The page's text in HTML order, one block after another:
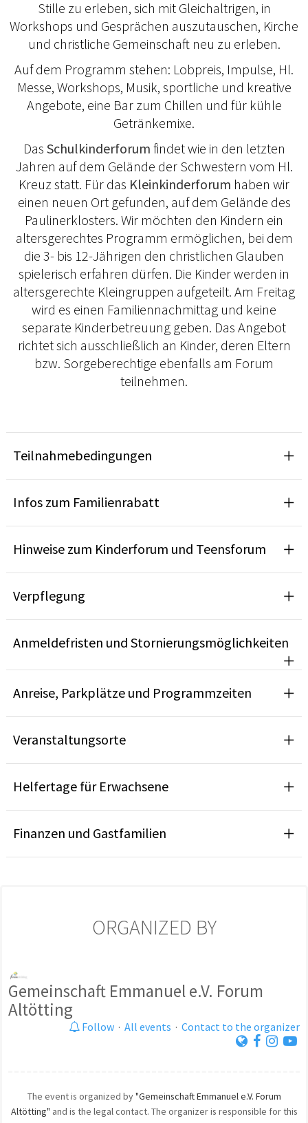
Stille zu erleben, sich mit Gleichaltrigen, in
Workshops und Gesprächen auszutauschen, Kirche
und christliche Gemeinschaft neu zu erleben.
Auf dem Programm stehen: Lobpreis, Impulse, Hl.
Messe, Workshops, Musik, sportliche und kreative
Angebote, eine Bar zum Chillen und für kühle
Getränkemixe.
Das Schulkinderforum findet wie in den letzten
Jahren auf dem Gelände der Schwestern vom Hl.
Kreuz statt. Für das Kleinkinderforum haben wir
einen neuen Ort gefunden, auf dem Gelände des
Paulinerklosters. Wir möchten den Kindern ein
altersgerechtes Programm ermöglichen, bei dem
die 3- bis 12-Jährigen den christlichen Glauben
spielerisch erfahren dürfen. Die Kinder werden in
altersgerechte Kleingruppen aufgeteilt. Am Freitag
wird es einen Familiennachmittag und keine
separate Kinderbetreuung geben. Das Angebot
richtet sich ausschließlich an Kinder, deren Eltern
bzw. Sorgeberechtige ebenfalls am Forum
teilnehmen.
Teilnahmebedingungen
Infos zum Familienrabatt
Hinweise zum Kinderforum und Teensforum
Verpflegung
Anmeldefristen und Stornierungsmöglichkeiten
Anreise, Parkplätze und Programmzeiten
Veranstaltungsorte
Helfertage für Erwachsene
Finanzen und Gastfamilien
ORGANIZED BY
Gemeinschaft Emmanuel e.V. Forum
Altötting
Follow · All events · Contact to the organizer
The event is organized by"Gemeinschaft Emmanuel e.V. Forum
Altötting" and is the legal contact. The organizer is responsible for this